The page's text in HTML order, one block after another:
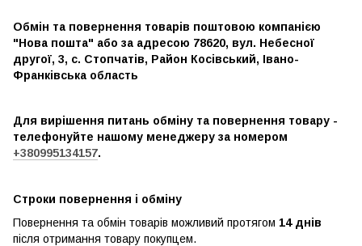
Обмін та повернення товарів поштовою компанією
"Нова пошта" або за адресою 78620, вул. Небесної
другої, 3, с. Стопчатів, Район Косівський, Івано-
Франківська область
Для вирішення питань обміну та повернення товару -
телефонуйте нашому менеджеру за номером
+380995134157.
Строки повернення і обміну
Повернення та обмін товарів можливий протягом 14 днів
після отримання товару покупцем.